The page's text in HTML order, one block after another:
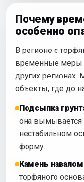
Почему
особенно
В регионе с
временные меры
других
объекты, где до
Подсыпка
она
нестабильном
форму.
Камень
торфяного